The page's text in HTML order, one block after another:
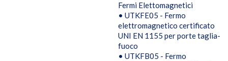
Fermi Elettomagnetici
• UTKFE05 - Fermo
elettromagnetico certificato
UNI EN 1155 per porte taglia-
fuoco
• UTKFB05 - Fermo